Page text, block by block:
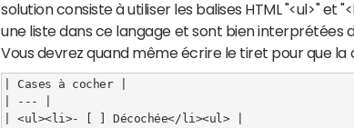
solution consiste à utiliser les balises HTML "<ul>" et
une liste dans ce langage et sont bien interprétées
Vous devrez quand même écrire le tiret pour que la
| Cases à cocher |
| --- |
| <ul><li>- [ ] Décochée</li><ul> |